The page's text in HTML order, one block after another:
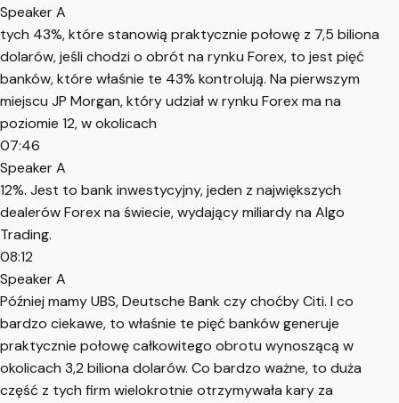
Speaker A
tych 43%, które stanowią praktycznie połowę z 7,5 biliona
dolarów, jeśli chodzi o obrót na rynku Forex, to jest pięć
banków, które właśnie te 43% kontrolują. Na pierwszym
miejscu JP Morgan, który udział w rynku Forex ma na
poziomie 12, w okolicach
07:46
Speaker A
12%. Jest to bank inwestycyjny, jeden z największych
dealerów Forex na świecie, wydający miliardy na Algo
Trading.
08:12
Speaker A
Później mamy UBS, Deutsche Bank czy choćby Citi. I co
bardzo ciekawe, to właśnie te pięć banków generuje
praktycznie połowę całkowitego obrotu wynoszącą w
okolicach 3,2 biliona dolarów. Co bardzo ważne, to duża
część z tych firm wielokrotnie otrzymywała kary za